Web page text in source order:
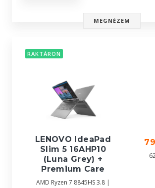
MEGNÉZEM
RAKTÁRON
LENOVO IdeaPad
Slim 5 16AHP10
(Luna Grey) +
Premium Care
AMD Ryzen 7 8845HS 3.8 |